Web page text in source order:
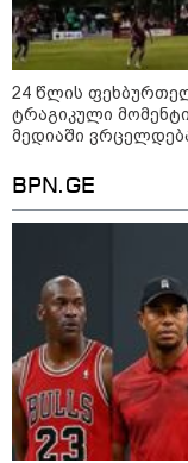
11:36 / 08-08-2026
ადამიანი
ეძებენ
24 წლის
ტრაგიკული
მედიაში
BPN.GE